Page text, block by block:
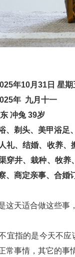
年10月31日 星期
年 九月十一
冲兔 39岁
、剃头、美甲浴足
礼、结婚、收养
穿井、栽种、牧
、商定亲事、合
这天适合做这些事
宜指的是今天不
常事情，其它的事